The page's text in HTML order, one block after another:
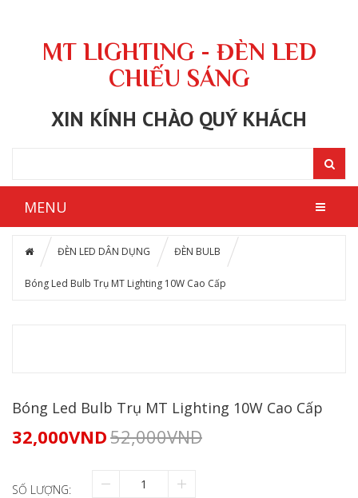
MT LIGHTING - ĐÈN LED
CHIẾU SÁNG
XIN KÍNH CHÀO QUÝ KHÁCH
MENU
ĐÈN LED DÂN DỤNG ĐÈN BULB
Bóng Led Bulb Trụ MT Lighting 10W Cao Cấp
Bóng Led Bulb Trụ MT Lighting 10W Cao Cấp
32,000VND52,000VND
SỐ LƯỢNG: